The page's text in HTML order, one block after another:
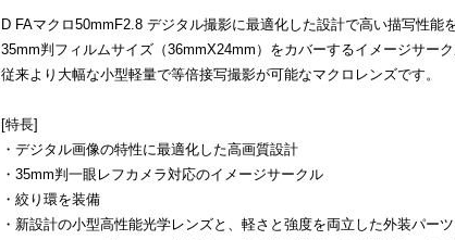
D FAマクロ50mmF2.8 デジタル撮影に最適化した設計で高い描写性能を
35mm判フィルムサイズ（36mmX24mm）をカバーするイメージサーク
従来より大幅な小型軽量で等倍接写撮影が可能なマクロレンズです。
[特長]
・デジタル画像の特性に最適化した高画質設計
・35mm判一眼レフカメラ対応のイメージサークル
・絞り環を装備
・新設計の小型高性能光学レンズと、軽さと強度を両立した外装パー